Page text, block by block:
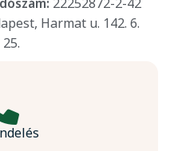
Harmat u. 142. 6.